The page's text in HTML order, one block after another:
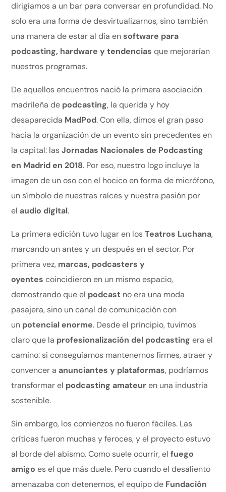
dirigíamos a un bar para conversar en profundidad. No
solo era una forma de desvirtualizarnos, sino también
una manera de estar al día ensoftware para
podcasting, hardware y tendencias que mejorarían
nuestros programas.
De aquellos encuentros nació la primera asociación
madrileña de podcasting, la querida y hoy
desaparecida MadPod. Con ella, dimos el gran paso
hacia la organización de un evento sin precedentes en
la capital: lasJornadas Nacionales de Podcasting
en Madrid en 2018. Por eso, nuestro logo incluye la
imagen de un oso con el hocico en forma de micrófono,
un símbolo de nuestras raíces y nuestra pasión por
el audio digital.
La primera edición tuvo lugar en losTeatros Luchana,
marcando un antes y un después en el sector. Por
primera vez, marcas, podcasters y
oyentes coincidieron en un mismo espacio,
demostrando que el podcast no era una moda
pasajera, sino un canal de comunicación con
un potencial enorme. Desde el principio, tuvimos
claro que la profesionalización del podcasting era el
camino: si conseguíamos mantenernos firmes, atraer y
convencer a anunciantes y plataformas, podríamos
transformar el podcasting amateuren una industria
sostenible.
Sin embargo, los comienzos no fueron fáciles. Las
críticas fueron muchas y feroces, y el proyecto estuvo
al borde del abismo. Como suele ocurrir, elfuego
amigo es el que más duele. Pero cuando el desaliento
amenazaba con detenernos, el equipo de Fundación